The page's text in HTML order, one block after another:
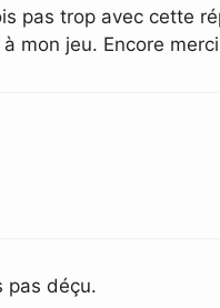
pas trop avec cette
mon jeu. Encore
pas déçu.